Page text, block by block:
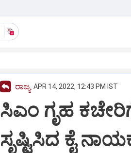
ರಾಜ್ಯ APR 14, 2022, 12:43 PM IST
ಸಿಎಂ ಗೃಹ
ಸೃಷ್ಟಿಸಿದ ಕೈ